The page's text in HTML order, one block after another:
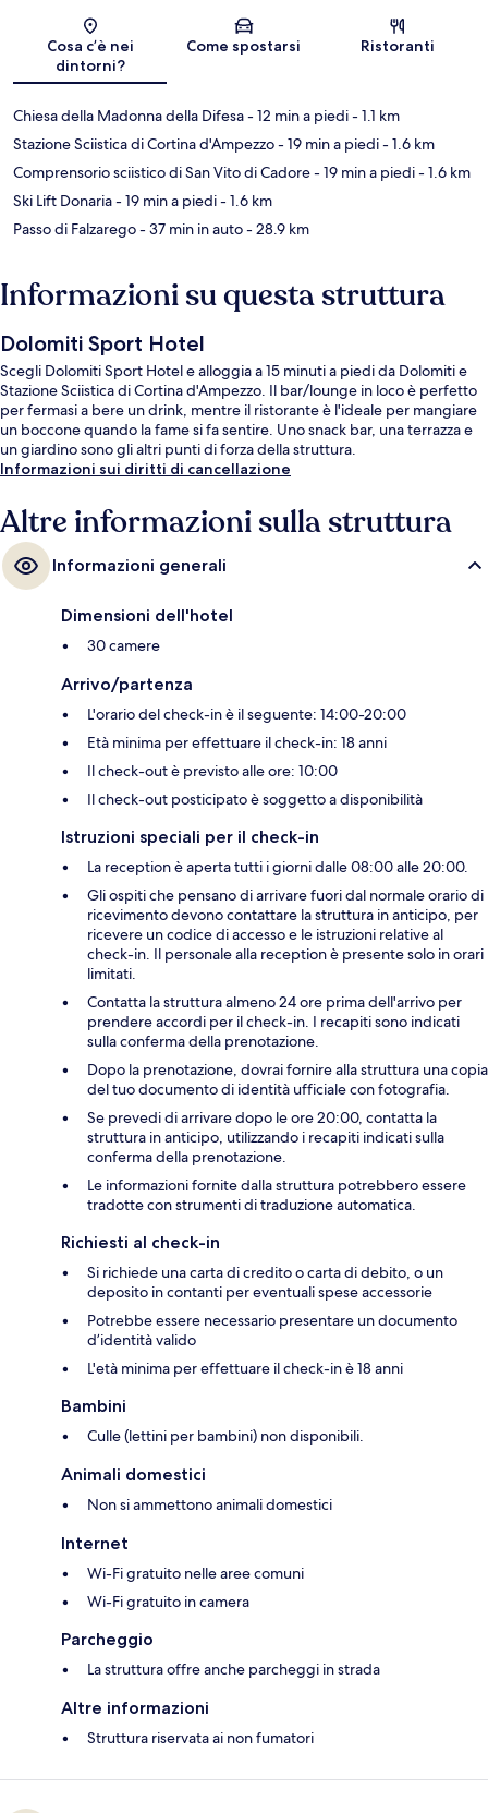
Mappa
Cosa c’è nei
dintorni?
Come spostarsi Ristoranti
Chiesa della Madonna della Difesa- 12 min a piedi- 1.1 km
Stazione Sciistica di Cortina d'Ampezzo- 19 min a piedi- 1.6 km
Comprensorio sciistico di San Vito di Cadore- 19 min a piedi- 1.6 km
Ski Lift Donaria- 19 min a piedi- 1.6 km
Passo di Falzarego- 37 min in auto- 28.9 km
Informazioni su questa struttura
Dolomiti Sport Hotel
Scegli Dolomiti Sport Hotel e alloggia a 15 minuti a piedi da Dolomiti e
Stazione Sciistica di Cortina d'Ampezzo. Il bar/lounge in loco è perfetto
per fermasi a bere un drink, mentre il ristorante è l'ideale per mangiare
un boccone quando la fame si fa sentire. Uno snack bar, una terrazza e
un giardino sono gli altri punti di forza della struttura.
Informazioni sui diritti di cancellazione
Altre informazioni sulla struttura
Informazioni generali
Dimensioni dell'hotel
30 camere
Arrivo/partenza
L'orario del check-in è il seguente: 14:00-20:00
Età minima per effettuare il check-in: 18 anni
Il check-out è previsto alle ore: 10:00
Il check-out posticipato è soggetto a disponibilità
Istruzioni speciali per il check-in
La reception è aperta tutti i giorni dalle 08:00 alle 20:00.
Gli ospiti che pensano di arrivare fuori dal normale orario di
ricevimento devono contattare la struttura in anticipo, per
ricevere un codice di accesso e le istruzioni relative al
check-in. Il personale alla reception è presente solo in orari
limitati.
Contatta la struttura almeno 24 ore prima dell'arrivo per
prendere accordi per il check-in. I recapiti sono indicati
sulla conferma della prenotazione.
Dopo la prenotazione, dovrai fornire alla struttura una copia
del tuo documento di identità ufficiale con fotografia.
Se prevedi di arrivare dopo le ore 20:00, contatta la
struttura in anticipo, utilizzando i recapiti indicati sulla
conferma della prenotazione.
Le informazioni fornite dalla struttura potrebbero essere
tradotte con strumenti di traduzione automatica.
Richiesti al check-in
Si richiede una carta di credito o carta di debito, o un
deposito in contanti per eventuali spese accessorie
Potrebbe essere necessario presentare un documento
d’identità valido
L'età minima per effettuare il check-in è 18 anni
Bambini
Culle (lettini per bambini) non disponibili.
Animali domestici
Non si ammettono animali domestici
Internet
Wi-Fi gratuito nelle aree comuni
Wi-Fi gratuito in camera
Parcheggio
La struttura offre anche parcheggi in strada
Altre informazioni
Struttura riservata ai non fumatori